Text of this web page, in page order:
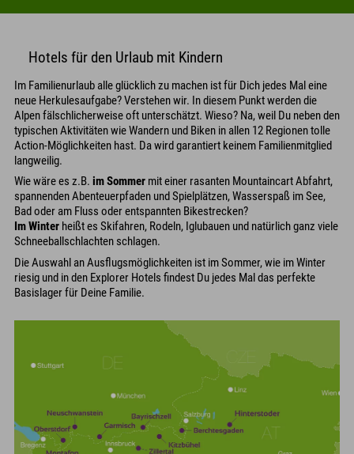
Hotels für den Urlaub mit Kindern
Im Familienurlaub alle glücklich zu machen ist für Dich jedes Mal eine
neue Herkulesaufgabe? Verstehen wir. In diesem Punkt werden die
Alpen fälschlicherweise oft unterschätzt. Wieso? Na, weil Du neben den
typischen Aktivitäten wie Wandern und Biken in allen 12 Regionen tolle
Action-Möglichkeiten hast. Da wird garantiert keinem Familienmitglied
langweilig.
Wie wäre es z.B. im Sommer mit einer rasanten Mountaincart Abfahrt,
spannenden Abenteuerpfaden und Spielplätzen, Wasserspaß im See,
Bad oder am Fluss oder entspannten Bikestrecken?
Im Winter heißt es Skifahren, Rodeln, Iglubauen und natürlich ganz viele
Schneeballschlachten schlagen.
Die Auswahl an Ausflugsmöglichkeiten ist im Sommer, wie im Winter
riesig und in den Explorer Hotels findest Du jedes Mal das perfekte
Basislager für Deine Familie.